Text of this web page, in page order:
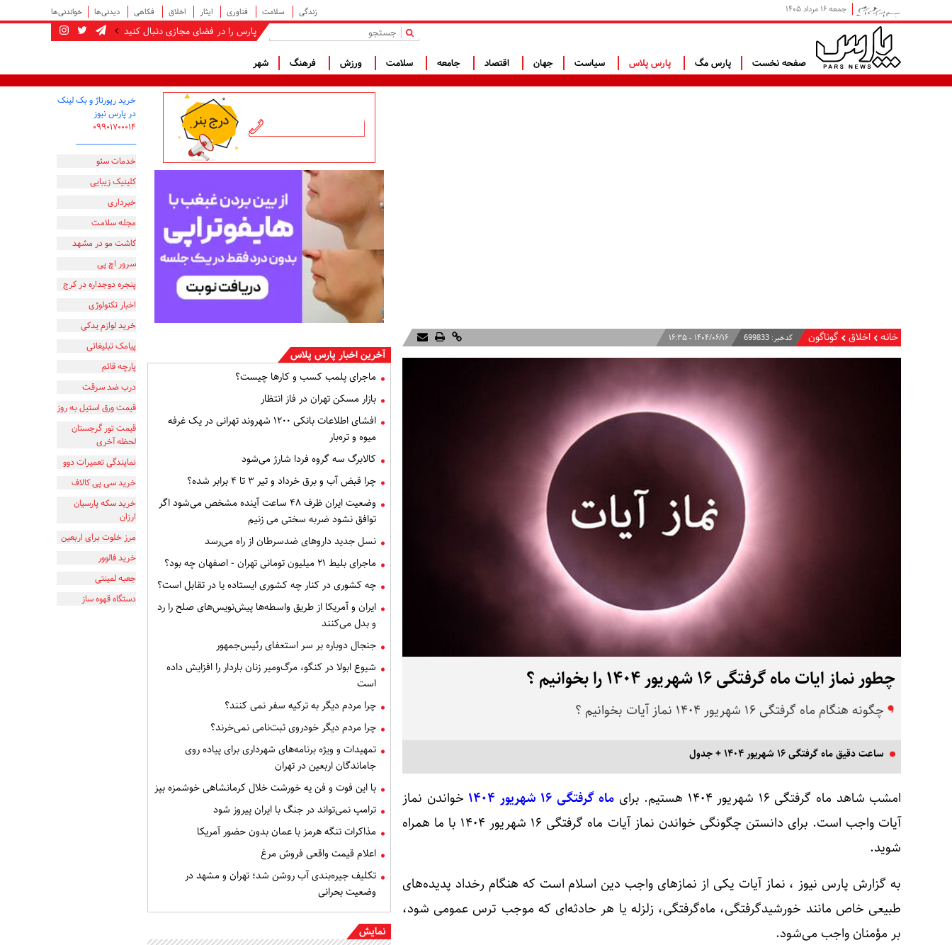
جمعه ۱۶ مرداد ۱۴۰۵ زندگی سلامت فناوری ایثار اخلاق فکاهی دیدنی‌ها خواندنی‌ها
پارس را در فضای مجازی دنبال کنید |
صفحه نخست پارس مگ پارس پلاس سیاست جهان اقتصاد جامعه سلامت ورزش فرهنگ شهر
خانه اخلاق گوناگون کدخبر: 699833 ۱۴۰۴/۰۶/۱۶ - ۱۶:۳۵
چطور نماز ایات ماه گرفتگی ۱۶ شهریور ۱۴۰۴ را بخوانیم ؟
چگونه هنگام ماه گرفتگی ۱۶ شهریور ۱۴۰۴ نماز آیات بخوانیم ؟
ساعت دقیق ماه گرفتگی ۱۶ شهریور ۱۴۰۴ + جدول
امشب شاهد ماه گرفتگی ۱۶ شهریور ۱۴۰۴ هستیم. برای ماه گرفتگی ۱۶ شهریور ۱۴۰۴ خواندن نماز
آیات واجب است. برای دانستن چگونگی خواندن نماز آیات ماه گرفتگی ۱۶ شهریور ۱۴۰۴
با ما همراه
شوید.
به گزارش پارس نیوز ، نماز آیات یکی از نمازهای واجب دین اسلام است که هنگام رخداد پدیده‌های
طبیعی خاص مانند خورشیدگرفتگی، ماه‌گرفتگی، زلزله یا هر حادثه‌ای که موجب ترس عمومی شود،
بر مؤمنان واجب می‌شود.
آخرین اخبار پارس پلاس
ماجرای پلمب کسب و کارها چیست؟
بازار مسکن تهران در فاز انتظار
افشای اطلاعات بانکی ۱۲۰۰ شهروند تهرانی در یک غرفه
میوه و تره‌بار
کالابرگ سه گروه فردا شارژ می‌شود
چرا قبض آب و برق خرداد و تیر ۳ تا ۴ برابر شده؟
وضعیت ایران ظرف ۴۸ ساعت آینده مشخص می‌شود اگر
توافق نشود ضربه سختی می زنیم
نسل جدید داروهای ضدسرطان از راه می‌رسد
ماجرای بلیط ۲۱ میلیون تومانی تهران - اصفهان چه بود؟
چه کشوری در کنار چه کشوری ایستاده یا در تقابل است؟
ایران و آمریکا از طریق واسطه‌ها پیش‌نویس‌های صلح را رد
و بدل می‌کنند
جنجال دوباره بر سر استعفای رئیس‌جمهور
شیوع ابولا در کنگو، مرگ‌ومیر زنان باردار را افزایش داده
است
چرا مردم دیگر به ترکیه سفر نمی کنند؟
چرا مردم دیگر خودروی ثبت‌نامی نمی‌خرند؟
تمهیدات و ویژه برنامه‌های شهرداری برای پیاده روی
جاماندگان اربعین در تهران
با این فوت و فن یه خورشت خلال کرمانشاهی خوشمزه بپز
ترامپ نمی‌تواند در جنگ با ایران پیروز شود
مذاکرات تنگه هرمز با عمان بدون حضور آمریکا
اعلام قیمت واقعی فروش مرغ
تکلیف جیره‌بندی آب روشن شد؛ تهران و مشهد در
وضعیت بحرانی
نمایش
خرید رپورتاژ و بک لینک
در پارس نیوز
۰۹۹۰۱۷۰۰۰۱۴
_________________
خدمات سئو
کلینیک زیبایی
خبرداری
مجله سلامت
کاشت مو در مشهد
سرور اچ پی
پنجره دوجداره در کرج
اخبار تکنولوژی
خرید لوازم یدکی
پیامک تبلیغاتی
پارچه قائم
درب ضد سرقت
قیمت ورق استیل به روز
قیمت تور گرجستان
لحظه آخری
نمایندگی تعمیرات دوو
خرید سی پی کالاف
خرید سکه پارسیان
ارزان
مرز خلوت برای اربعین
خرید فالوور
جعبه لمینتی
دستگاه قهوه ساز